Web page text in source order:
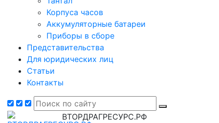
Корпуса часов
Аккумуляторные батареи
Приборы в сборе
Представительства
Для юридических лиц
Статьи
Контакты
ВТОРДРАГРЕСУРС.РФ